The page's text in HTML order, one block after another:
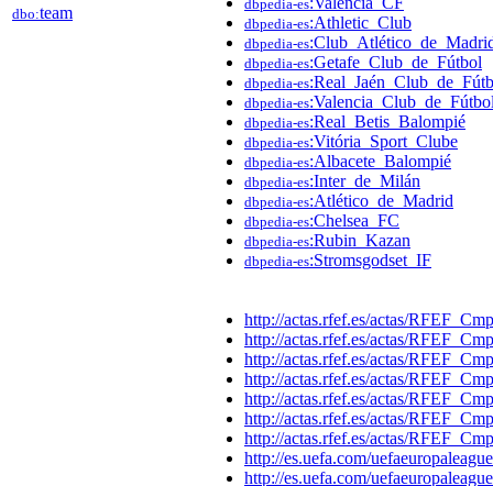
dbo:team dbpedia-es
dbpedia-es:Athletic_Club
dbpedia-es
dbpedia-es:Getafe_Club_de_Fútbol
dbpedia-es
dbpedia-es
dbpedia-es:Real_Betis_Balompié
dbpedia-es:Vitória_Sport_Clube
dbpedia-es:Albacete_Balompié
dbpedia-es:Inter_de_Milán
dbpedia-es:Atlético_de_Madrid
dbpedia-es:Chelsea_FC
dbpedia-es:Rubin_Kazan
dbpedia-es:Stromsgodset_IF
http://actas.rfef.es/actas/
http://actas.rfef.es/actas/
http://actas.rfef.es/actas/
http://actas.rfef.es/actas/
http://actas.rfef.es/actas/
http://actas.rfef.es/actas/
http://actas.rfef.es/actas/
http://es.uefa.com/
http://es.uefa.com/